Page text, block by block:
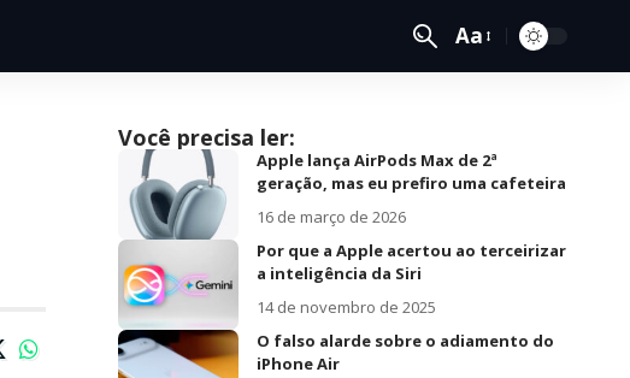
Aa
Você precisa ler:
Apple lança AirPods Max de 2ª
geração, mas eu prefiro uma cafeteira
16 de março de 2026
Por que a Apple acertou ao terceirizar
a inteligência da Siri
14 de novembro de 2025
O falso alarde sobre o adiamento do
iPhone Air